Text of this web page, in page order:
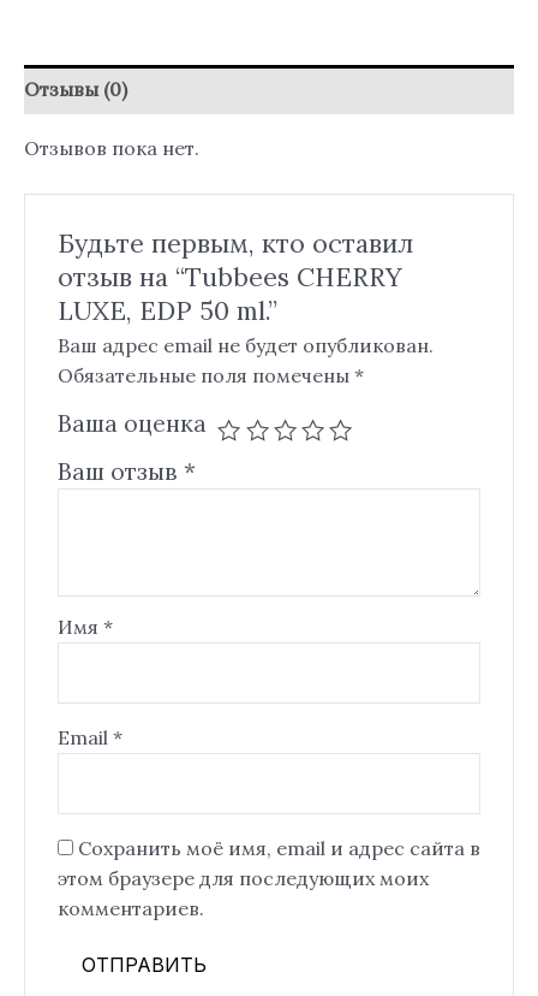
Отзывы (0)
Отзывов пока нет.
Будьте первым, кто оставил
отзыв на “Tubbees CHERRY
LUXE, EDP 50 ml.”
Ваш адрес email не будет опубликован.
Обязательные поля помечены *
Ваша оценка
Ваш отзыв *
Имя *
Email *
Сохранить моё имя, email и адрес сайта в
этом браузере для последующих моих
комментариев.